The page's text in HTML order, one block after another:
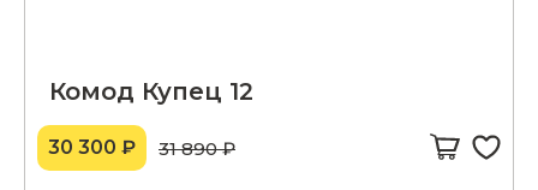
Комод Купец 12
30 300 ₽ 31 890 ₽